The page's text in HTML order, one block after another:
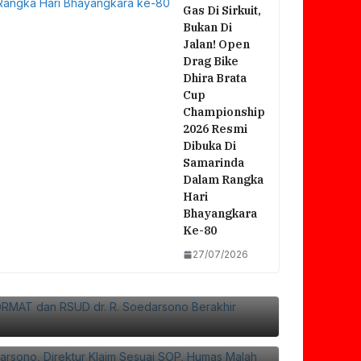
Gas Di Sirkuit,
Bukan Di
Jalan! Open
Drag Bike
Dhira Brata
Cup
Championship
2026 Resmi
Dibuka Di
Samarinda
Dalam Rangka
Hari
Bhayangkara
Ke-80
27/07/2026
FORMAT Dan RSUD Dr. R. Soedarsono
Direktur Klaim Sesuai SOP,
Ke Rumah Duka